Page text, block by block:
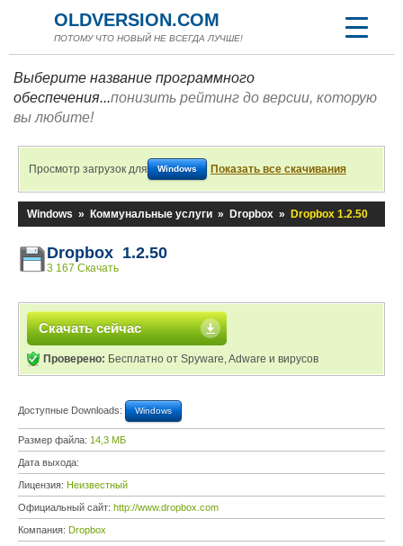
OLDVERSION.COM
ПОТОМУ ЧТО НОВЫЙ НЕ ВСЕГДА ЛУЧШЕ!
Выберите название программного
обеспечения...понизить рейтинг до версии, которую
вы любите!
Просмотр загрузок для Windows Показать все скачивания
Windows » Коммунальные услуги » Dropbox » Dropbox 1.2.50
Dropbox 1.2.50
3 167 Скачать
Скачать сейчас
Проверено: Бесплатно от Spyware, Adware и вирусов
Доступные Downloads: Windows
Размер файла: 14,3 МБ
Дата выхода:
Лицензия: Неизвестный
Официальный сайт: http://www.dropbox.com
Компания: Dropbox